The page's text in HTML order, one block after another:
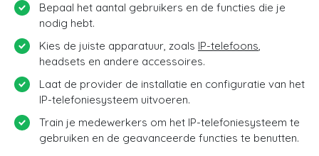
Bepaal het aantal gebruikers en de functies die je
nodig hebt.
Kies de juiste apparatuur, zoals IP-telefoons,
headsets en andere accessoires.
Laat de provider de installatie en configuratie van het
IP-telefoniesysteem uitvoeren.
Train je medewerkers om het IP-telefoniesysteem te
gebruiken en de geavanceerde functies te benutten.